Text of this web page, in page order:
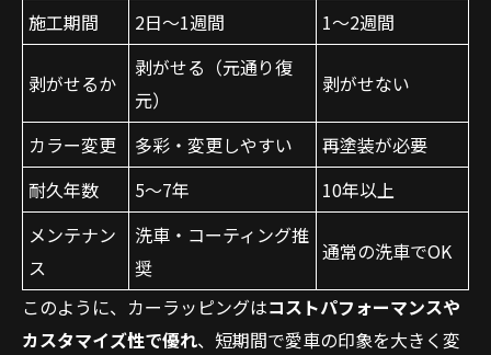
施工期間
2日～1週間 1～2週間
剥がせるか
剥がせる（元通り復
元）
剥がせない
カラー変更 多彩・変更しやすい
再塗装が必要
耐久年数
5～7年
10年以上
メンテナン
ス
洗車・コーティング推
奨
通常の洗車でOK
このように、カーラッピングはコストパフォーマンスや
カスタマイズ性で優れ、短期間で愛車の印象を大きく変